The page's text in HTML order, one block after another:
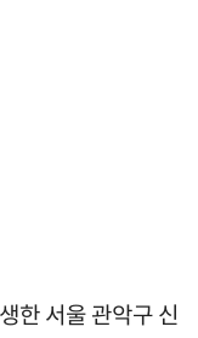
한 서울 관악구 신